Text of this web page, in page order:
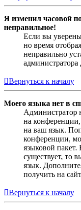
Я изменил часовой
неправильное!
Если вы
но время
неправильно
Вернуться к началу
Моего языка нет в
Администратор
на
на ваш язык.
конференции,
языковой пакет.
существует, то
язык.
получить на
Вернуться к началу